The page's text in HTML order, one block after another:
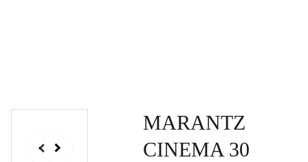
MARANTZ
CINEMA 30